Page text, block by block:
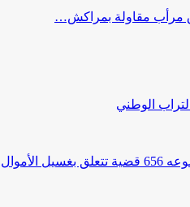
مرأب مقاولة بمراكش…
الوطني